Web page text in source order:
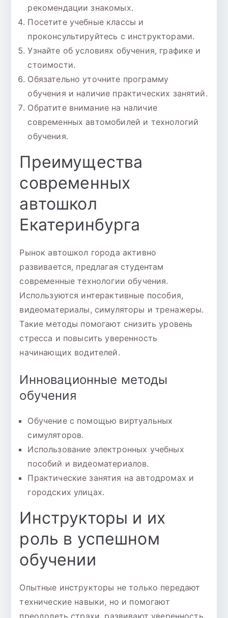
рекомендации знакомых.
Посетите учебные классы и
проконсультируйтесь с инструкторами.
Узнайте об условиях обучения, графике и
стоимости.
Обязательно уточните программу
обучения и наличие практических занятий.
Обратите внимание на наличие
современных автомобилей и технологий
обучения.
Преимущества
современных
автошкол
Екатеринбурга
Рынок автошкол города активно
развивается, предлагая студентам
современные технологии обучения.
Используются интерактивные пособия,
видеоматериалы, симуляторы и тренажеры.
Такие методы помогают снизить уровень
стресса и повысить уверенность
начинающих водителей.
Инновационные методы
обучения
Обучение с помощью виртуальных
симуляторов.
Использование электронных учебных
пособий и видеоматериалов.
Практические занятия на автодромах и
городских улицах.
Инструкторы и их
роль в успешном
обучении
Опытные инструкторы не только передают
технические навыки, но и помогают
преодолеть страхи, развивают уверенность